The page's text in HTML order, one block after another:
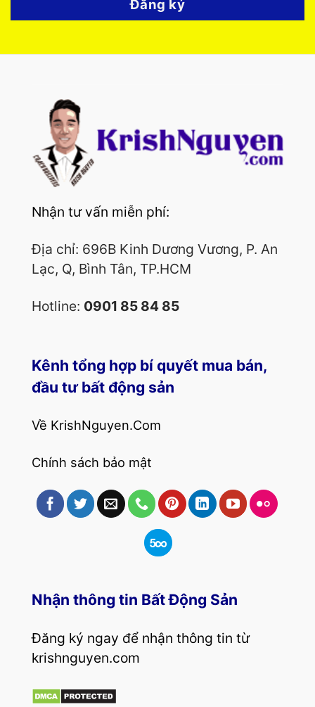
Đăng ký
Nhận tư vấn miễn phí:
Địa chỉ: 696B Kinh Dương Vương, P. An
Lạc, Q, Bình Tân, TP.HCM
Hotline: 0901 85 84 85
Kênh tổng hợp bí quyết mua bán,
đầu tư bất động sản
Về KrishNguyen.Com
Chính sách bảo mật
Nhận thông tin Bất Động Sản
Đăng ký ngay để nhận thông tin từ
krishnguyen.com